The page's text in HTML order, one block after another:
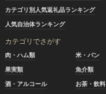
カテゴリ別人気返礼品ランキング
人気自治体ランキング
カテゴリでさがす
肉・ハム類 米・パン
果実類
魚介類
酒・アルコール
お茶・飲料